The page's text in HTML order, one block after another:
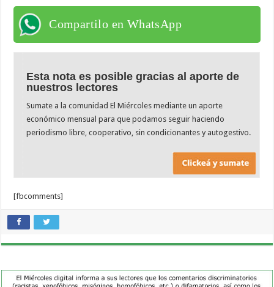
Compartilo en WhatsApp
Esta nota es posible gracias al aporte de
nuestros lectores
Sumate a la comunidad El Miércoles mediante un aporte
económico mensual para que podamos seguir haciendo
periodismo libre, cooperativo, sin condicionantes y autogestivo.
[fbcomments]